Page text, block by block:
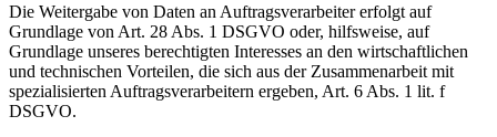
Die Weitergabe von Daten an Auftragsverarbeiter erfolgt auf
Grundlage von Art. 28 Abs. 1 DSGVO oder, hilfsweise, auf
Grundlage unseres berechtigten Interesses an den wirtschaftlichen
und technischen Vorteilen, die sich aus der Zusammenarbeit mit
spezialisierten Auftragsverarbeitern ergeben, Art. 6 Abs. 1 lit. f
DSGVO.